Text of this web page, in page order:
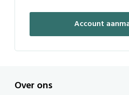
Account
Over ons